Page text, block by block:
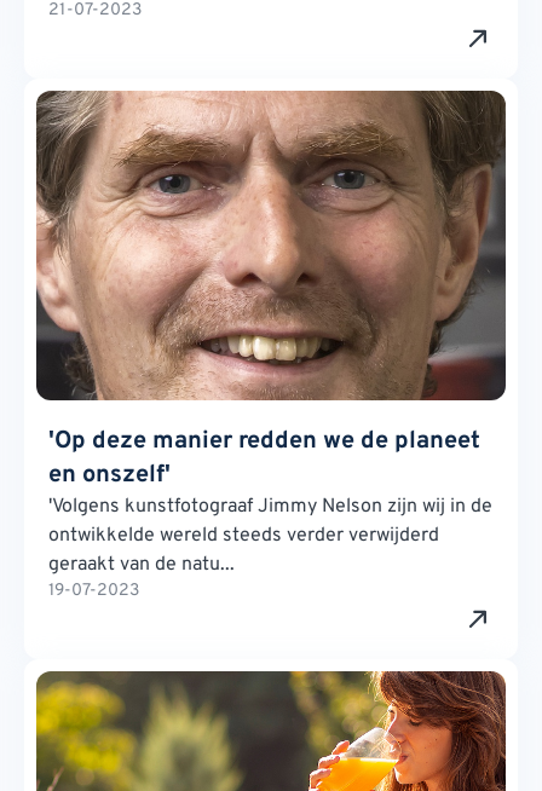
21-07-2023
'Op deze manier redden we de planeet
en onszelf'
'Volgens kunstfotograaf Jimmy Nelson zijn wij in de
ontwikkelde wereld steeds verder verwijderd
geraakt van de natu...
19-07-2023